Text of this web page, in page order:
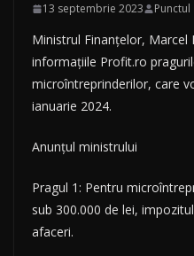
13 septembrie 2023 Punctul
Ministrul Finanțelor,
informațiile Profit.ro
microîntreprinderilor, care
ianuarie 2024.
Anunțul ministrului
Pragul 1: Pentru
sub 300.000 de lei,
afaceri.